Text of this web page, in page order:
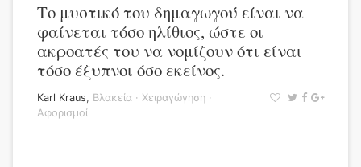
Το μυστικό του δημαγωγού είναι να
φαίνεται τόσο ηλίθιος, ώστε οι
ακροατές του να νομίζουν ότι είναι
τόσο έξυπνοι όσο εκείνος.
Karl Kraus, Βλακεία · Χειραγώγηση ·
Αφορισμοί